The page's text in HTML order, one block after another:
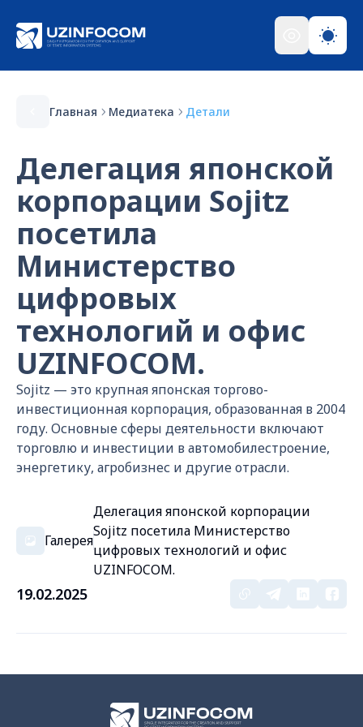
Главная Медиатека Детали
Делегация японской
корпорации Sojitz
посетила
Министерство
цифровых
технологий и офис
UZINFOCOM.
Sojitz — это крупная японская торгово-
инвестиционная корпорация, образованная в 2004
году. Основные сферы деятельности включают
торговлю и инвестиции в автомобилестроение,
энергетику, агробизнес и другие отрасли.
Галерея
Делегация японской корпорации
Sojitz посетила Министерство
цифровых технологий и офис
UZINFOCOM.
19.02.2025